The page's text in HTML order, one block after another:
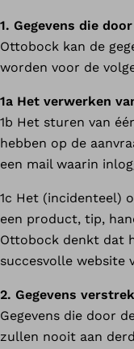
1. Gegevens die
Ottobock kan de
worden voor de
1a Het verwerken
1b Het sturen van
hebben op de
een mail waarin
1c Het (incidenteel)
een product, tip,
Ottobock denkt dat
succesvolle website
2. Gegevens
Gegevens die door
zullen nooit aan